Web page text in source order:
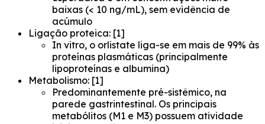
baixas (< 10 ng/mL), sem evidência de
acúmulo
Ligação proteica: [1]
In vitro, o orlistate liga-se em mais de 99% às
proteínas plasmáticas (principalmente
lipoproteínas e albumina)
Metabolismo: [1]
Predominantemente pré-sistêmico, na
parede gastrintestinal. Os principais
metabólitos (M1 e M3) possuem atividade